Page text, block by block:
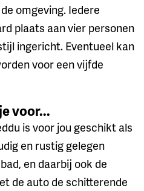
omgeving. Iedere
plaats aan vier personen
ingericht. Eventueel kan
voor een vijfde
voor...
is voor jou geschikt als
en rustig gelegen
en daarbij ook de
de auto de schitterende